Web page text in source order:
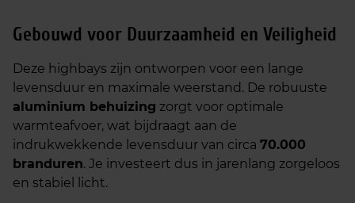
Gebouwd voor Duurzaamheid en Veiligheid
Deze highbays zijn ontworpen voor een lange
levensduur en maximale weerstand. De robuuste
aluminium behuizing zorgt voor optimale
warmteafvoer, wat bijdraagt aan de
indrukwekkende levensduur van circa 70.000
branduren. Je investeert dus in jarenlang zorgeloos
en stabiel licht.